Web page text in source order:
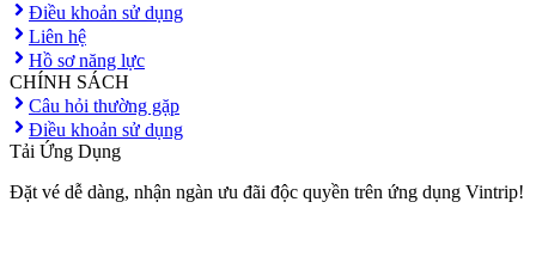
Điều khoản sử dụng
Liên hệ
Hồ sơ năng lực
CHÍNH SÁCH
Câu hỏi thường gặp
Điều khoản sử dụng
Tải Ứng Dụng
Đặt vé dễ dàng, nhận ngàn ưu đãi độc quyền trên ứng dụng Vintrip!